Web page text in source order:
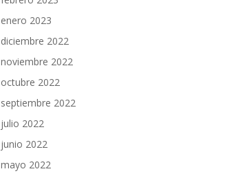
enero 2023
diciembre 2022
noviembre 2022
octubre 2022
septiembre 2022
julio 2022
junio 2022
mayo 2022